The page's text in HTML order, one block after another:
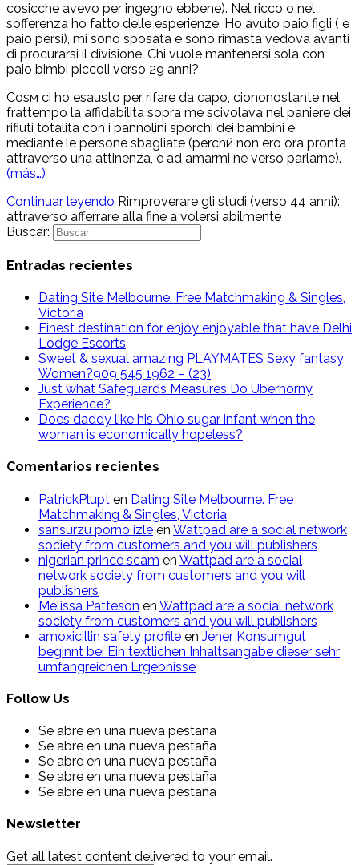
cosicche avevo per ingegno ebbene). Nel ricco o nel
sofferenza ho fatto delle esperienze. Ho avuto paio figli ( e
paio persi), mi sono sposata e sono rimasta vedova avanti
di procurarsi il divisione. Chi vuole mantenersi sola con
paio bimbi piccoli verso 29 anni?
Cosм ci ho esausto per rifare da capo, ciononostante nel
frattempo la affidabilita sopra me scivolava nel paniere dei
rifiuti totalita con i pannolini sporchi dei bambini e
mediante le persone sbagliate (perchй non ero ora pronta
attraverso una attinenza, e ad amarmi ne verso parlarne).
(más…)
Continuar leyendo Rimproverare gli studi (verso 44 anni):
attraverso afferrare alla fine a volersi abilmente
Buscar:
Entradas recientes
Dating Site Melbourne. Free Matchmaking & Singles,
Victoria
Finest destination for enjoy enjoyable that have Delhi
Lodge Escorts
Sweet & sexual amazing PLAYMATES Sexy fantasy
Women?909 545 1962 – (23)
Just what Safeguards Measures Do Uberhorny
Experience?
Does daddy like his Ohio sugar infant when the
woman is economically hopeless?
Comentarios recientes
PatrickPlupt en Dating Site Melbourne. Free
Matchmaking & Singles, Victoria
sansürzü porno izle en Wattpad are a social network
society from customers and you will publishers
nigerian prince scam en Wattpad are a social
network society from customers and you will
publishers
Melissa Patteson en Wattpad are a social network
society from customers and you will publishers
amoxicillin safety profile en Jener Konsumgut
beginnt bei Ein textlichen Inhaltsangabe dieser sehr
umfangreichen Ergebnisse
Follow Us
Se abre en una nueva pestaña
Se abre en una nueva pestaña
Se abre en una nueva pestaña
Se abre en una nueva pestaña
Se abre en una nueva pestaña
Newsletter
Get all latest content delivered to your email.